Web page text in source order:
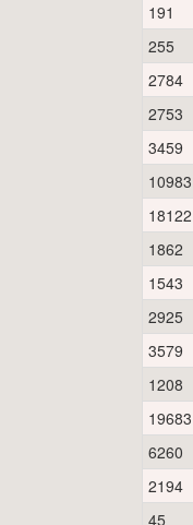
191
255
2784
2753
3459
10983
18122
1862
1543
2925
3579
1208
19683
6260
2194
45